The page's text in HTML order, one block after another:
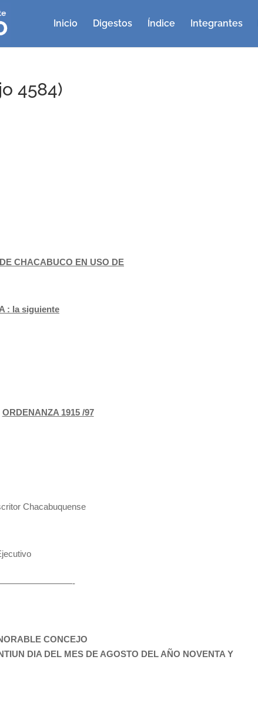
Inicio Digestos Índice Integrantes
4584)
CHACABUCO EN USO DE
: la siguiente
ORDENANZA 1915 /97
Chacabuquense
CONCEJO
DIA DEL MES DE AGOSTO DEL AÑO NOVENTA Y